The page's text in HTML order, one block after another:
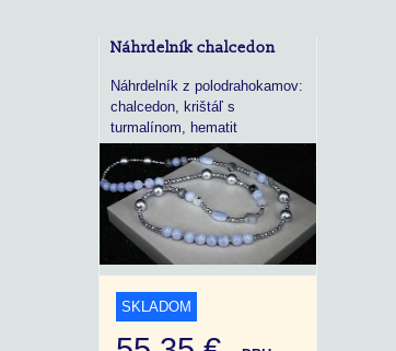
Náhrdelník chalcedon
Náhrdelník z polodrahokamov:
chalcedon, krištáľ s
turmalínom, hematit
SKLADOM